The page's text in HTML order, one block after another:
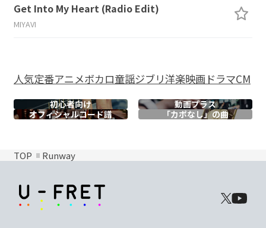
Get Into My Heart (Radio Edit)
MIYAVI
人気定番アニメボカロ童謡ジブリ洋楽映画ドラマCM
初心者向け
動画プラス
オフィシャルコード譜 「カポなし」の曲
TOP Runway